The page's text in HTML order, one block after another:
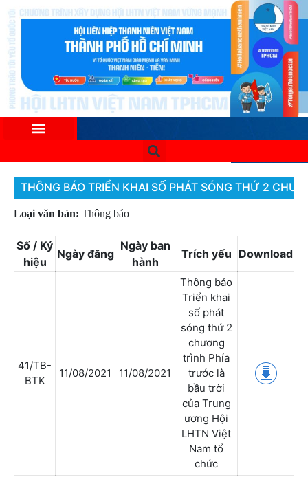
THÔNG BÁO TRIỂN KHAI SỐ PHÁT SÓNG THỨ 2
Loại văn bản: Thông báo
Số / Ký
hiệu
Ngày đăng
Ngày ban
hành
Trích yếu Download
41/TB-
BTK
11/08/2021 11/08/2021
Thông báo
Triển khai
số phát
sóng thứ 2
chương
trình Phía
trước là
bầu trời
của Trung
ương Hội
LHTN Việt
Nam tổ
chức